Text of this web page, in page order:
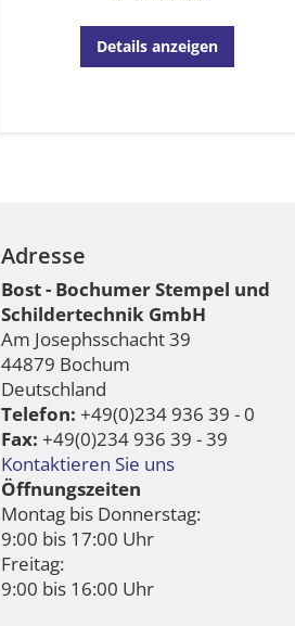
Details anzeigen
Adresse
Bost - Bochumer Stempel und
Schildertechnik GmbH
Am Josephsschacht 39
44879 Bochum
Deutschland
Telefon: +49(0)234 936 39 - 0
Fax: +49(0)234 936 39 - 39
Kontaktieren Sie uns
Öffnungszeiten
Montag bis Donnerstag:
9:00 bis 17:00 Uhr
Freitag:
9:00 bis 16:00 Uhr